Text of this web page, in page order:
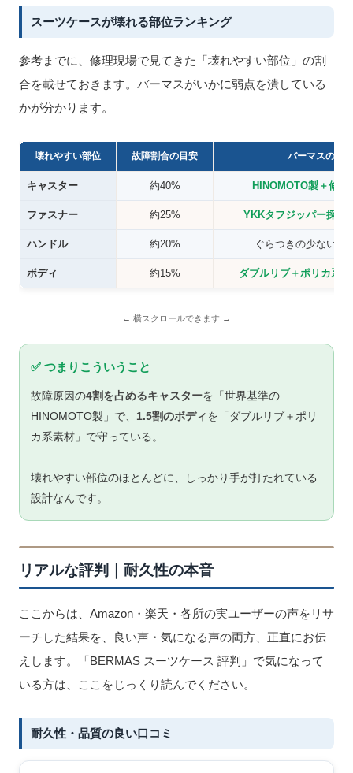
スーツケースが壊れる部位ランキング
参考までに、修理現場で見てきた「壊れやすい部位」の割
合を載せておきます。バーマスがいかに弱点を潰している
かが分かります。
壊れやすい部位 故障割合の目安 バーマスの対策
キャスター 約40% HINOMOTO製＋修理
ファスナー 約25% YKKタフジッパー採用
ハンドル 約20% ぐらつきの少ない高
ボディ 約15% ダブルリブ＋ポリカ系
✅ つまりこういうこと
故障原因の4割を占めるキャスターを「世界基準の
HINOMOTO製」で、 1.5割のボディ を「ダブルリブ＋ポリ
カ系素材」で守っている。
壊れやすい部位のほとんどに、しっかり手が打たれている
設計なんです。
リアルな評判｜耐久性の本音
ここからは、Amazon・楽天・各所の実ユーザーの声をリサ
ーチした結果を、良い声・気になる声の両方、正直にお伝
えします。「BERMAS スーツケース 評判」で気になって
いる方は、ここをじっくり読んでください。
耐久性・品質の良い口コミ